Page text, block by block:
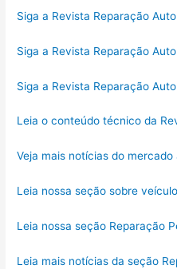
Siga a Revista Reparação
Siga a Revista Reparação
Siga a Revista Reparação
Leia o conteúdo técnico da
Veja mais notícias do
Leia nossa seção sobre
Leia nossa seção Reparação
Leia mais notícias da seção